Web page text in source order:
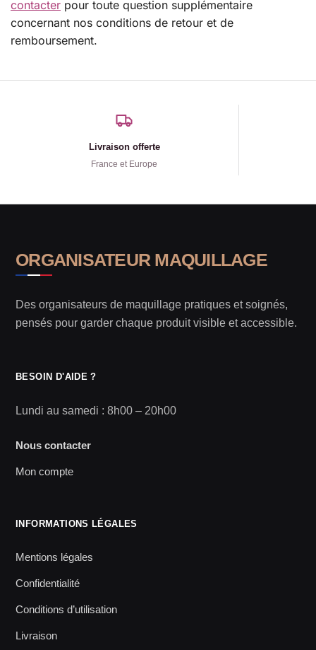
contacter pour toute question supplémentaire
concernant nos conditions de retour et de
remboursement.
Livraison offerte
France et Europe
ORGANISATEUR MAQUILLAGE
Des organisateurs de maquillage pratiques et soignés,
pensés pour garder chaque produit visible et accessible.
BESOIN D'AIDE ?
Lundi au samedi : 8h00 – 20h00
Nous contacter
Mon compte
INFORMATIONS LÉGALES
Mentions légales
Confidentialité
Conditions d’utilisation
Livraison